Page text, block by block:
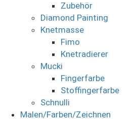
Zubehör
Diamond Painting
Knetmasse
Fimo
Knetradierer
Mucki
Fingerfarbe
Stoffingerfarbe
Schnulli
Malen/Farben/Zeichnen